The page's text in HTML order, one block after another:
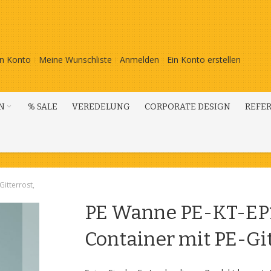
Konto Meine Wunschliste Anmelden Ein Konto erstellen
% SALE VEREDELUNG CORPORATE DESIGN
Gitterrost,
PE Wanne PE-KT-
Container mit PE-